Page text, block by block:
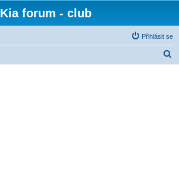
Kia forum - club
Přihlásit se